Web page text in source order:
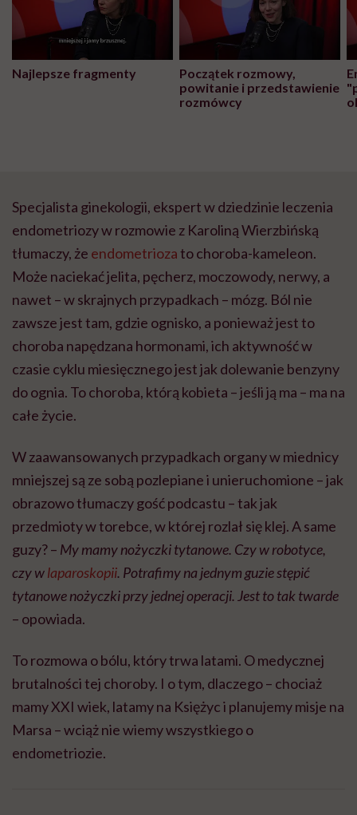
Najlepsze fragmenty
Początek rozmowy,
powitanie i przedstawienie
rozmówcy
Specjalista ginekologii, ekspert w dziedzinie leczenia
endometriozy w rozmowie z Karoliną Wierzbińską
tłumaczy, że endometriozato choroba-kameleon.
Może naciekać jelita, pęcherz, moczowody, nerwy, a
nawet – w skrajnych przypadkach – mózg. Ból nie
zawsze jest tam, gdzie ognisko, a ponieważ jest to
choroba napędzana hormonami, ich aktywność w
czasie cyklu miesięcznego jest jak dolewanie benzyny
do ognia. To choroba, którą kobieta – jeśli ją ma – ma na
całe życie.
W zaawansowanych przypadkach organy w miednicy
mniejszej są ze sobą pozlepiane i unieruchomione – jak
obrazowo tłumaczy gość podcastu – tak jak
przedmioty w torebce, w której rozlał się klej. A same
guzy? – My mamy nożyczki tytanowe. Czy w robotyce,
czy wlaparoskopii. Potrafimy na jednym guzie stępić
tytanowe nożyczki przy jednej operacji. Jest to tak twarde
– opowiada.
To rozmowa o bólu, który trwa latami. O medycznej
brutalności tej choroby. I o tym, dlaczego – chociaż
mamy XXI wiek, latamy na Księżyc i planujemy misje na
Marsa – wciąż nie wiemy wszystkiego o
endometriozie.